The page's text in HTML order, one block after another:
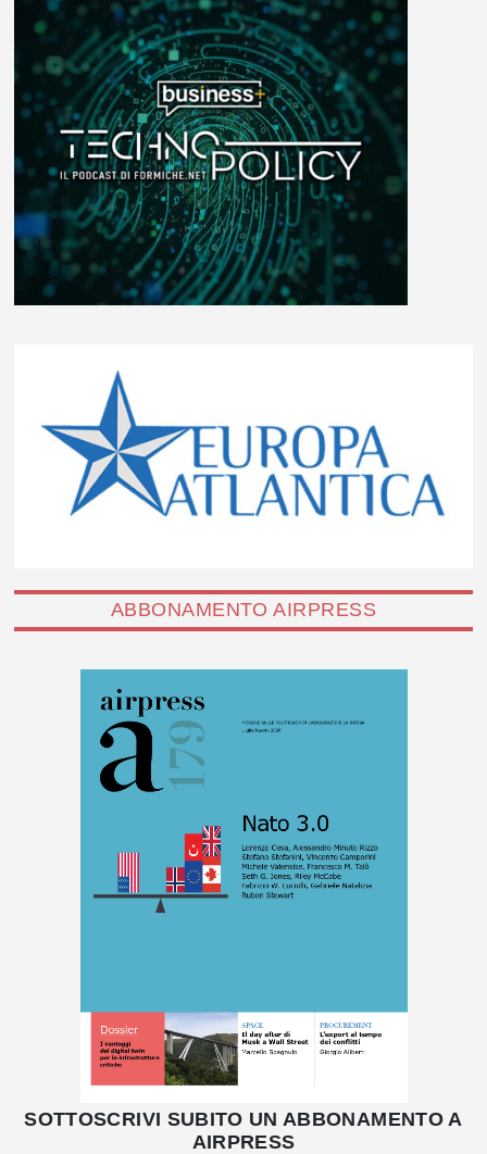
ABBONAMENTO AIRPRESS
SOTTOSCRIVI SUBITO UN ABBONAMENTO A
AIRPRESS